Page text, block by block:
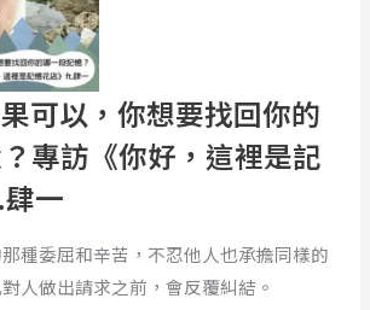
可以，你想要找回你的
專訪《你好，這裡是記
一
種委屈和辛苦，不忍他人也承擔同樣的
人做出請求之前，會反覆糾結。